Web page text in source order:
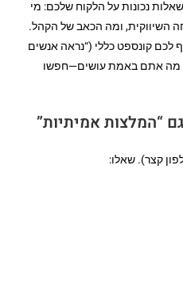
נכונות על הלקוח שלכם: מי
השיווקית, ומה הכאב של הקהל.
קונספט כללי (“נראה אנשים
מה אתם באמת עושים—חפשו
קצר). שאלו: